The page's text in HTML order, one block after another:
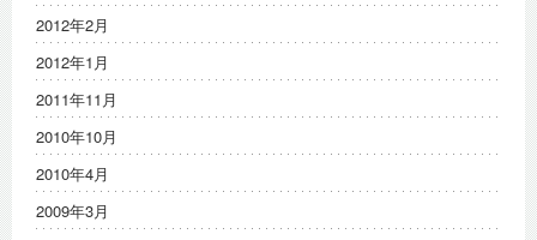
2012年2月
2012年1月
2011年11月
2010年10月
2010年4月
2009年3月